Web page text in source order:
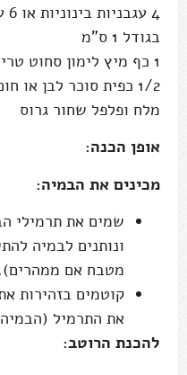
בגודל 1 ס"מ
1 כף מיץ לימון סחוט טרי (בערך 1/4 לימון)
1/2 כפית סוכר לבן או חום
מלח ופלפל שחור גרוס
אופן הכנה:
מכינים את הבמיה:
שמים את תרמילי
ונותנים לבמיה
מטבח אם ממהרים).
קוטמים בזהירות
את התרמיל
להכנת הרוטב: